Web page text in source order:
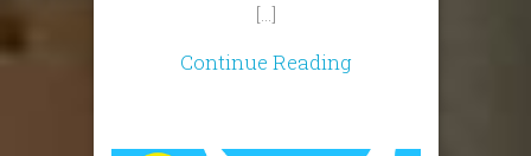
[…]
Continue Reading